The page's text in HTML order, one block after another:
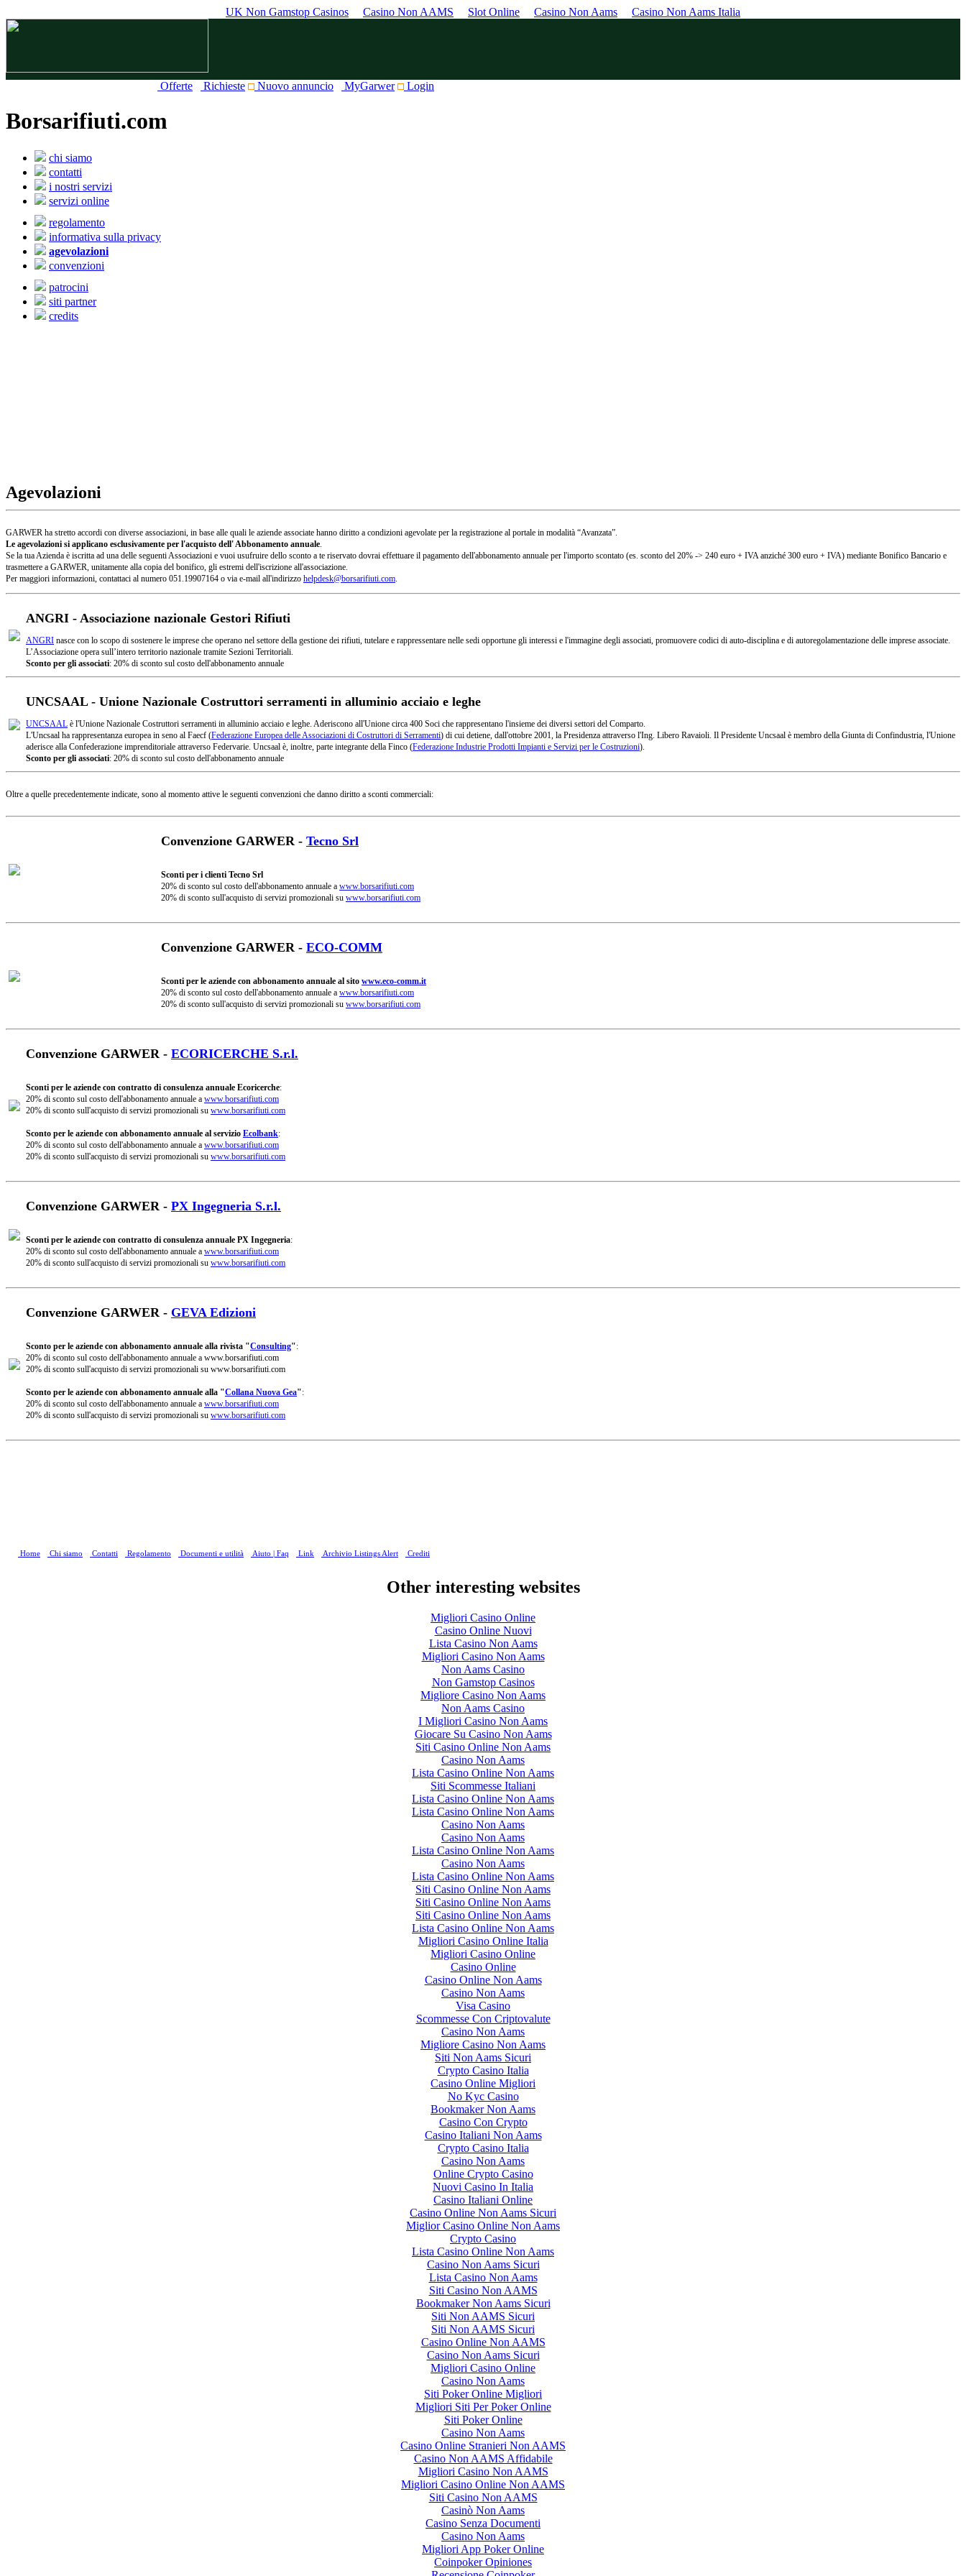
UK Non Gamstop Casinos Casino Non AAMS Slot Online Casino Non Aams Casino Non Aams Italia
Offerte Richieste Nuovo annuncio MyGarwer Login
Borsarifiuti.com
chi siamo
contatti
i nostri servizi
servizi online
regolamento
informativa sulla privacy
agevolazioni
convenzioni
patrocini
siti partner
credits
Agevolazioni
GARWER ha stretto accordi con diverse associazioni, in base alle quali le aziende associate hanno diritto a condizioni agevolate per la registrazione al portale in modalità “Avanzata”.
Le agevolazioni si applicano esclusivamente per l'acquisto dell' Abbonamento annuale.
Se la tua Azienda è iscritta ad una delle seguenti Associazioni e vuoi usufruire dello sconto a te riservato dovrai effettuare il pagamento dell'abbonamento annuale per l'importo scontato (es. sconto del 20% -> 240 euro + IVA anziché 300 euro + IVA) mediante Bonifico Bancario e
trasmettere a GARWER, unitamente alla copia del bonifico, gli estremi dell'iscrizione all'associazione.
Per maggiori informazioni, contattaci al numero 051.19907164 o via e-mail all'indirizzo helpdesk@borsarifiuti.com.
ANGRI - Associazione nazionale Gestori Rifiuti
ANGRI nasce con lo scopo di sostenere le imprese che operano nel settore della gestione dei rifiuti, tutelare e rappressentare nelle sedi opportune gli interessi e l'immagine degli associati, promuovere codici di auto-disciplina e di autoregolamentazione delle imprese associate.
L’Associazione opera sull’intero territorio nazionale tramite Sezioni Territoriali.
Sconto per gli associati: 20% di sconto sul costo dell'abbonamento annuale
UNCSAAL - Unione Nazionale Costruttori serramenti in alluminio acciaio e leghe
UNCSAAL è l'Unione Nazionale Costruttori serramenti in alluminio acciaio e leghe. Aderiscono all'Unione circa 400 Soci che rappresentano l'insieme dei diversi settori del Comparto.
L'Uncsaal ha rappresentanza europea in seno al Faecf (Federazione Europea delle Associazioni di Costruttori di Serramenti) di cui detiene, dall'ottobre 2001, la Presidenza attraverso l'Ing. Libero Ravaioli. Il Presidente Uncsaal è membro della Giunta di Confindustria, l'Unione
aderisce alla Confederazione imprenditoriale attraverso Federvarie. Uncsaal è, inoltre, parte integrante della Finco (Federazione Industrie Prodotti Impianti e Servizi per le Costruzioni).
Sconto per gli associati: 20% di sconto sul costo dell'abbonamento annuale
Oltre a quelle precedentemente indicate, sono al momento attive le seguenti convenzioni che danno diritto a sconti commerciali:
Convenzione GARWER - Tecno Srl
Sconti per i clienti Tecno Srl
20% di sconto sul costo dell'abbonamento annuale a www.borsarifiuti.com
20% di sconto sull'acquisto di servizi promozionali su www.borsarifiuti.com
Convenzione GARWER - ECO-COMM
Sconti per le aziende con abbonamento annuale al sito www.eco-comm.it
20% di sconto sul costo dell'abbonamento annuale a www.borsarifiuti.com
20% di sconto sull'acquisto di servizi promozionali su www.borsarifiuti.com
Convenzione GARWER - ECORICERCHE S.r.l.
Sconti per le aziende con contratto di consulenza annuale Ecoricerche:
20% di sconto sul costo dell'abbonamento annuale a www.borsarifiuti.com
20% di sconto sull'acquisto di servizi promozionali su www.borsarifiuti.com
Sconto per le aziende con abbonamento annuale al servizio Ecolbank:
20% di sconto sul costo dell'abbonamento annuale a www.borsarifiuti.com
20% di sconto sull'acquisto di servizi promozionali su www.borsarifiuti.com
Convenzione GARWER - PX Ingegneria S.r.l.
Sconti per le aziende con contratto di consulenza annuale PX Ingegneria:
20% di sconto sul costo dell'abbonamento annuale a www.borsarifiuti.com
20% di sconto sull'acquisto di servizi promozionali su www.borsarifiuti.com
Convenzione GARWER - GEVA Edizioni
Sconto per le aziende con abbonamento annuale alla rivista "Consulting":
20% di sconto sul costo dell'abbonamento annuale a www.borsarifiuti.com
20% di sconto sull'acquisto di servizi promozionali su www.borsarifiuti.com
Sconto per le aziende con abbonamento annuale alla "Collana Nuova Gea":
20% di sconto sul costo dell'abbonamento annuale a www.borsarifiuti.com
20% di sconto sull'acquisto di servizi promozionali su www.borsarifiuti.com
Home Chi siamo Contatti Regolamento Documenti e utilità Aiuto | Faq Link Archivio Listings Alert Crediti
Other interesting websites
Migliori Casino Online
Casino Online Nuovi
Lista Casino Non Aams
Migliori Casino Non Aams
Non Aams Casino
Non Gamstop Casinos
Migliore Casino Non Aams
Non Aams Casino
I Migliori Casino Non Aams
Giocare Su Casino Non Aams
Siti Casino Online Non Aams
Casino Non Aams
Lista Casino Online Non Aams
Siti Scommesse Italiani
Lista Casino Online Non Aams
Lista Casino Online Non Aams
Casino Non Aams
Casino Non Aams
Lista Casino Online Non Aams
Casino Non Aams
Lista Casino Online Non Aams
Siti Casino Online Non Aams
Siti Casino Online Non Aams
Siti Casino Online Non Aams
Lista Casino Online Non Aams
Migliori Casino Online Italia
Migliori Casino Online
Casino Online
Casino Online Non Aams
Casino Non Aams
Visa Casino
Scommesse Con Criptovalute
Casino Non Aams
Migliore Casino Non Aams
Siti Non Aams Sicuri
Crypto Casino Italia
Casino Online Migliori
No Kyc Casino
Bookmaker Non Aams
Casino Con Crypto
Casino Italiani Non Aams
Crypto Casino Italia
Casino Non Aams
Online Crypto Casino
Nuovi Casino In Italia
Casino Italiani Online
Casino Online Non Aams Sicuri
Miglior Casino Online Non Aams
Crypto Casino
Lista Casino Online Non Aams
Casino Non Aams Sicuri
Lista Casino Non Aams
Siti Casino Non AAMS
Bookmaker Non Aams Sicuri
Siti Non AAMS Sicuri
Siti Non AAMS Sicuri
Casino Online Non AAMS
Casino Non Aams Sicuri
Migliori Casino Online
Casino Non Aams
Siti Poker Online Migliori
Migliori Siti Per Poker Online
Siti Poker Online
Casino Non Aams
Casino Online Stranieri Non AAMS
Casino Non AAMS Affidabile
Migliori Casino Non AAMS
Migliori Casino Online Non AAMS
Siti Casino Non AAMS
Casinò Non Aams
Casino Senza Documenti
Casino Non Aams
Migliori App Poker Online
Coinpoker Opiniones